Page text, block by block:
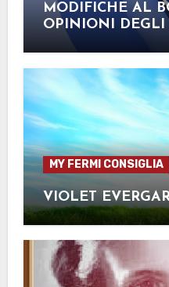
MODIFICHE AL
OPINIONI DEGLI
MY FERMI CONSIGLIA
VIOLET